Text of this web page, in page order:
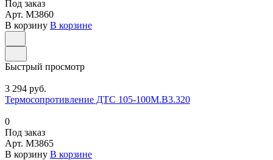
Под заказ
Арт. M3860
В корзину В корзине
Быстрый просмотр
3 294 руб.
Термосопротивление ДТС 105-100М.В3.320
0
Под заказ
Арт. M3865
В корзину В корзине